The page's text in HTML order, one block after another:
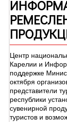
Центр
Карелии и
поддержке
октября
представители
республики
сувенирной
туристов и